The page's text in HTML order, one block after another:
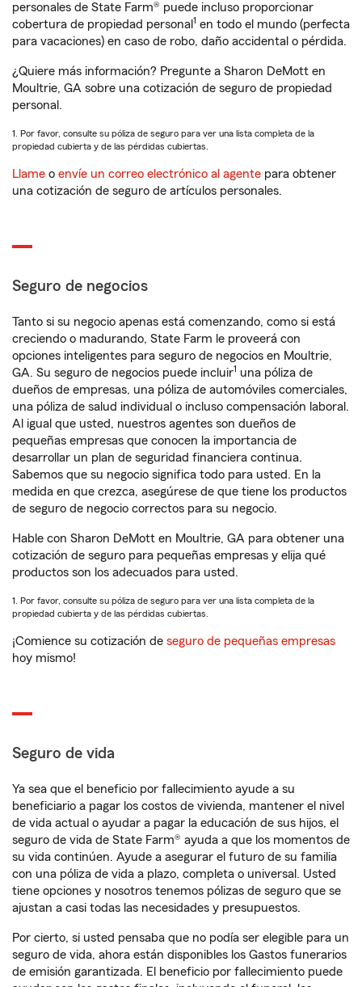
personales de State Farm® puede incluso proporcionar
cobertura de propiedad personal 1 en todo el mundo (perfecta
para vacaciones) en caso de robo, daño accidental o pérdida.
¿Quiere más información? Pregunte a Sharon DeMott en
Moultrie, GA sobre una cotización de seguro de propiedad
personal.
1. Por favor, consulte su póliza de seguro para ver una lista completa de la
propiedad cubierta y de las pérdidas cubiertas.
Llame o envíe un correo electrónico al agente para obtener
una cotización de seguro de artículos personales.
Seguro de negocios
Tanto si su negocio apenas está comenzando, como si está
creciendo o madurando, State Farm le proveerá con
opciones inteligentes para seguro de negocios en Moultrie,
GA. Su seguro de negocios puede incluir1 una póliza de
dueños de empresas, una póliza de automóviles comerciales,
una póliza de salud individual o incluso compensación laboral.
Al igual que usted, nuestros agentes son dueños de
pequeñas empresas que conocen la importancia de
desarrollar un plan de seguridad financiera continua.
Sabemos que su negocio significa todo para usted. En la
medida en que crezca, asegúrese de que tiene los productos
de seguro de negocio correctos para su negocio.
Hable con Sharon DeMott en Moultrie, GA para obtener una
cotización de seguro para pequeñas empresas y elija qué
productos son los adecuados para usted.
1. Por favor, consulte su póliza de seguro para ver una lista completa de la
propiedad cubierta y de las pérdidas cubiertas.
¡Comience su cotización de seguro de pequeñas empresas
hoy mismo!
Seguro de vida
Ya sea que el beneficio por fallecimiento ayude a su
beneficiario a pagar los costos de vivienda, mantener el nivel
de vida actual o ayudar a pagar la educación de sus hijos, el
seguro de vida de State Farm® ayuda a que los momentos de
su vida continúen. Ayude a asegurar el futuro de su familia
con una póliza de vida a plazo, completa o universal. Usted
tiene opciones y nosotros tenemos pólizas de seguro que se
ajustan a casi todas las necesidades y presupuestos.
Por cierto, si usted pensaba que no podía ser elegible para un
seguro de vida, ahora están disponibles los Gastos funerarios
de emisión garantizada. El beneficio por fallecimiento puede